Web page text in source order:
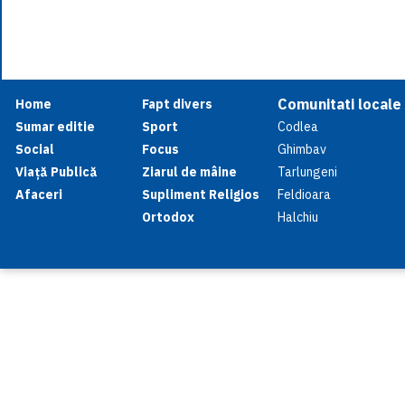
Home
Sumar editie
Social
Viață Publică
Afaceri
Fapt divers
Sport
Focus
Ziarul de mâine
Supliment Religios
Ortodox
Comunitati locale
Codlea
Ghimbav
Tarlungeni
Feldioara
Halchiu